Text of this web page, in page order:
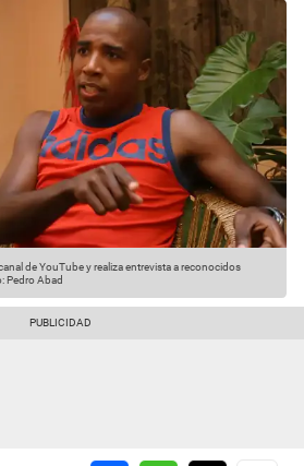
de YouTube y realiza entrevista a reconocidos
Pedro Abad